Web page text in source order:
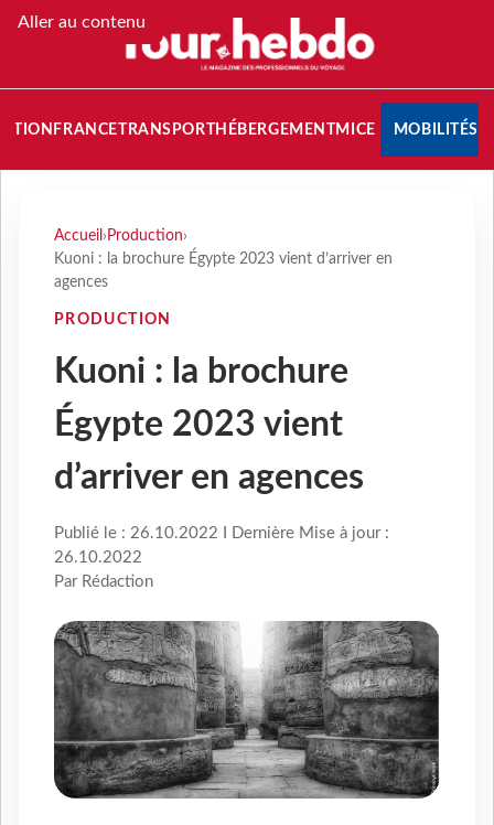
Aller au contenu
FRANCETRANSPORT HÉBERGEMENTMICE MOBILITÉS
Accueil › Production›
Kuoni : la brochure Égypte 2023 vient d’arriver en
agences
PRODUCTION
Kuoni : la brochure
Égypte 2023 vient
d’arriver en agences
Publié le : 26.10.2022 I Dernière Mise à jour :
26.10.2022
Par Rédaction